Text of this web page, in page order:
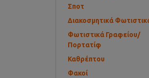
Σποτ
Διακοσμητικά
Φωτιστικά Γραφείου/
Πορτατίφ
Καθρέπτου
Φακοί